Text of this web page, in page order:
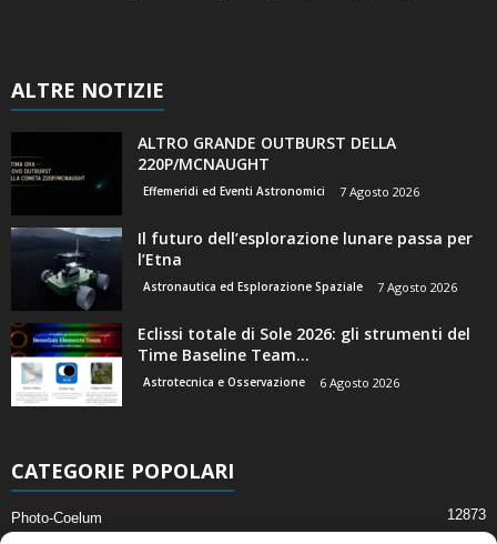
ALTRE NOTIZIE
ALTRO GRANDE OUTBURST DELLA
220P/MCNAUGHT
Effemeridi ed Eventi Astronomici 7 Agosto 2026
Il futuro dell’esplorazione lunare passa per
l’Etna
Astronautica ed Esplorazione Spaziale 7 Agosto 2026
Eclissi totale di Sole 2026: gli strumenti del
Time Baseline Team...
Astrotecnica e Osservazione 6 Agosto 2026
CATEGORIE POPOLARI
Photo-Coelum 12873